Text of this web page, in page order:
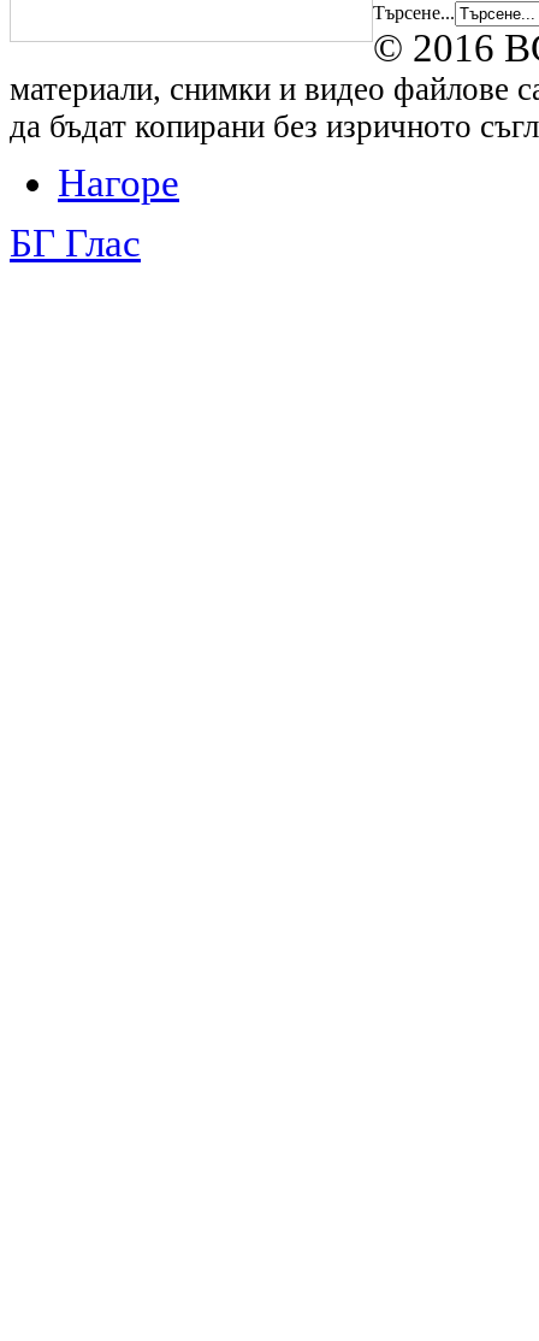
Търсене...
© 2016
материали, снимки и видео файлове
да бъдат копирани без изричното
Нагоре
БГ Глас